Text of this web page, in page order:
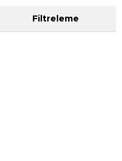
Filtreleme